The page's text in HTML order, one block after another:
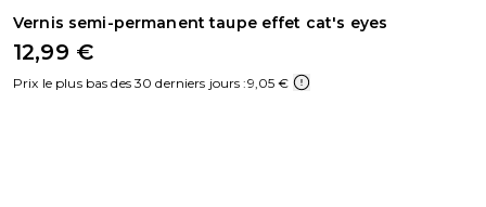
Vernis semi-permanent taupe effet cat's eyes
12,99 €
Prix le plus bas des 30 derniers jours :9,05 €